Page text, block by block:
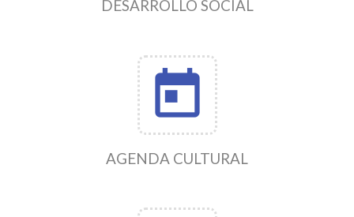
DESARROLLO SOCIAL
today
AGENDA CULTURAL